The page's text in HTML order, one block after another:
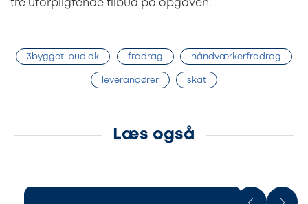
tre uforpligtende tilbud på opgaven.
3byggetilbud.dk fradrag håndværkerfradrag
leverandører skat
Læs også